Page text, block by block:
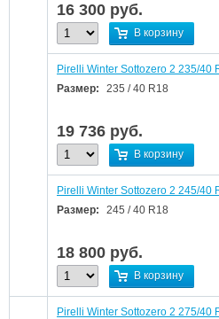
16 300 руб.
В корзину
Pirelli Winter Sottozero 2 235/40
Размер:
235 / 40 R18
19 736 руб.
В корзину
Pirelli Winter Sottozero 2 245/40
Размер:
245 / 40 R18
18 800 руб.
В корзину
Pirelli Winter Sottozero 2 275/40